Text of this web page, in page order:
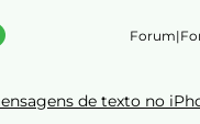
de texto no